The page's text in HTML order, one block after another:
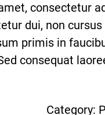
consectetur
dui, non
primis in
consequat
Category: